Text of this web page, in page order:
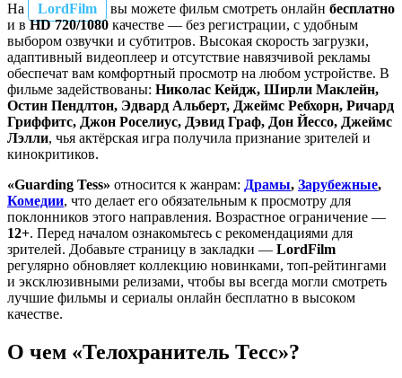
На
LordFilm вы можете фильм смотреть онлайн бесплатно
и вHD 720/1080 качестве — без регистрации, с удобным
выбором озвучки и субтитров. Высокая скорость загрузки,
адаптивный видеоплеер и отсутствие навязчивой рекламы
обеспечат вам комфортный просмотр на любом устройстве. В
фильме задействованы: Николас Кейдж, Ширли Маклейн,
Остин Пендлтон, Эдвард Альберт, Джеймс Ребхорн, Ричард
Гриффитс, Джон Роселиус, Дэвид Граф, Дон Йессо, Джеймс
Лэлли, чья актёрская игра получила признание зрителей и
кинокритиков.
«Guarding Tess» относится к жанрам: Драмы, Зарубежные,
Комедии, что делает его обязательным к просмотру для
поклонников этого направления. Возрастное ограничение —
12+. Перед началом ознакомьтесь с рекомендациями для
зрителей. Добавьте страницу в закладки — LordFilm
регулярно обновляет коллекцию новинками, топ-рейтингами
и эксклюзивными релизами, чтобы вы всегда могли смотреть
лучшие фильмы и сериалы онлайн бесплатно в высоком
качестве.
О чем «Телохранитель Тесс»?